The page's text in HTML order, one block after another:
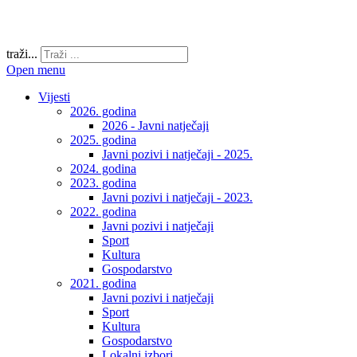
traži...
Open menu
Vijesti
2026. godina
2026 - Javni natječaji
2025. godina
Javni pozivi i natječaji - 2025.
2024. godina
2023. godina
Javni pozivi i natječaji - 2023.
2022. godina
Javni pozivi i natječaji
Sport
Kultura
Gospodarstvo
2021. godina
Javni pozivi i natječaji
Sport
Kultura
Gospodarstvo